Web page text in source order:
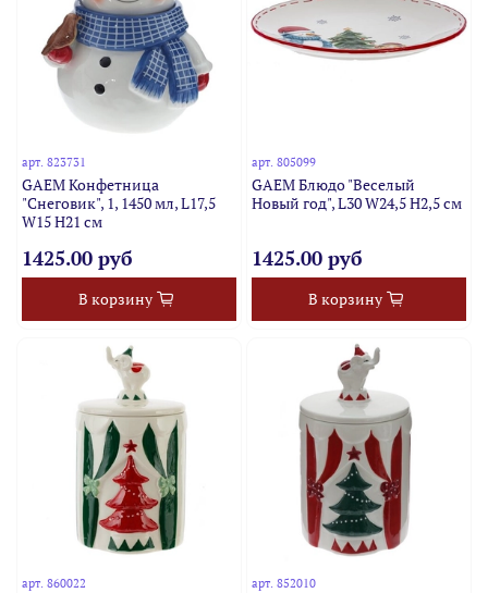
арт.823731
GAEM Конфетница
"Снеговик", 1, 1450 мл, L17,5
W15 H21 см
1425.00 руб
В корзину
арт. 805099
GAEM Блюдо "Веселый
Новый год", L30 W24,5 H2,5 см
1425.00 руб
В корзину
арт.860022 арт. 852010